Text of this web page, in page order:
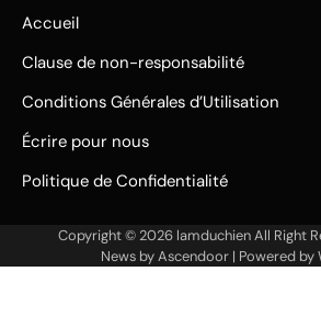
Accueil
Clause de non-responsabilité
Conditions Générales d’Utilisation
Écrire pour nous
Politique de Confidentialité
Copyright © 2026 lamduchienAll Right
News byAscendoor| Powered by